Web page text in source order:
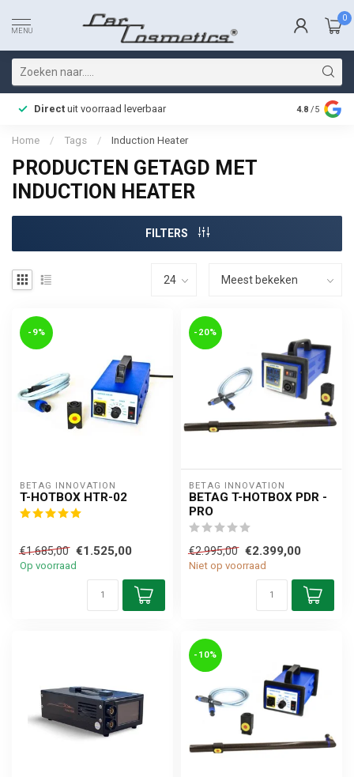
MENU
0
Direct uit voorraad leverbaar Snelle
4.8 /5
Home / Tags / Induction Heater
PRODUCTEN GETAGD MET
INDUCTION HEATER
FILTERS
-9%
BETAG INNOVATION
T-HOTBOX HTR-02
€1.685,00 €1.525,00
Op voorraad
-20%
BETAG INNOVATION
BETAG T-HOTBOX PDR -
PRO
€2.995,00 €2.399,00
Niet op voorraad
-10%